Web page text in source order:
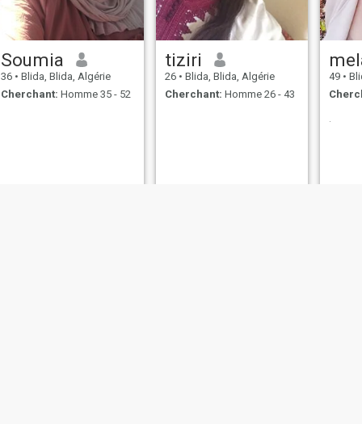
Soumia
36 • Blida, Blida, Algérie
Cherchant: Homme 35 - 52
tiziri
26 • Blida, Blida, Algérie
Cherchant: Homme 26 - 43
49 •
.